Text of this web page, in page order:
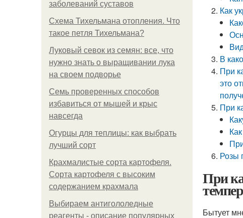
заболеваний суставов
Схема Тихельмана отопления. Что
такое петля Тихельмана?
Луковый севок из семян: все, что
нужно знать о выращивании лука
на своем подворье
Семь проверенных способов
избавиться от мышей и крыс
навсегда
Огурцы для теплицы: как выбрать
лучший сорт
Крахмалистые сорта картофеля.
Сорта картофеля с высоким
содержанием крахмала
Выбираем антигололедные
реагенты - описание популярных
Как
В
При
это
При
Розы
При
Бытует